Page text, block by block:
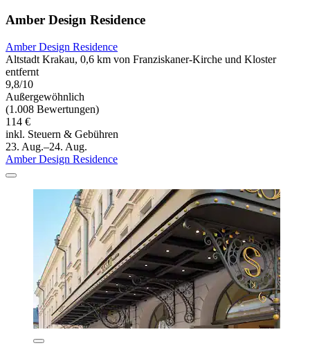
Amber Design Residence
Amber Design Residence
Altstadt Krakau, 0,6 km von Franziskaner-Kirche und Kloster
entfernt
9,8/10
Außergewöhnlich
(1.008 Bewertungen)
114 €
inkl. Steuern & Gebühren
23. Aug.–24. Aug.
Amber Design Residence